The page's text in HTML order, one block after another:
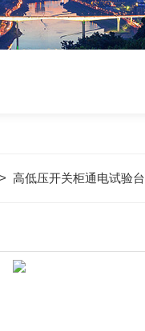
高低压开关柜通电试验台